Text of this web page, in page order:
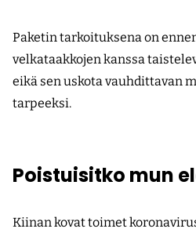
Paketin tarkoituksena on
velkataakkojen kanssa
eikä sen uskota vauhdittavan
tarpeeksi.
Poistuisitko mun
Kiinan kovat toimet